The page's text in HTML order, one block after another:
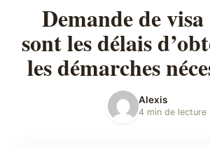
Demande de
sont les délais
les démarches
Alexis
4 min de lecture